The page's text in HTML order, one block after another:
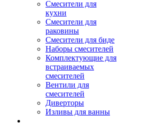
Смесители для
кухни
Смесители для
раковины
Смесители для биде
Наборы смесителей
Комплектующие для
встраиваемых
смесителей
Вентили для
смесителей
Диверторы
Изливы для ванны